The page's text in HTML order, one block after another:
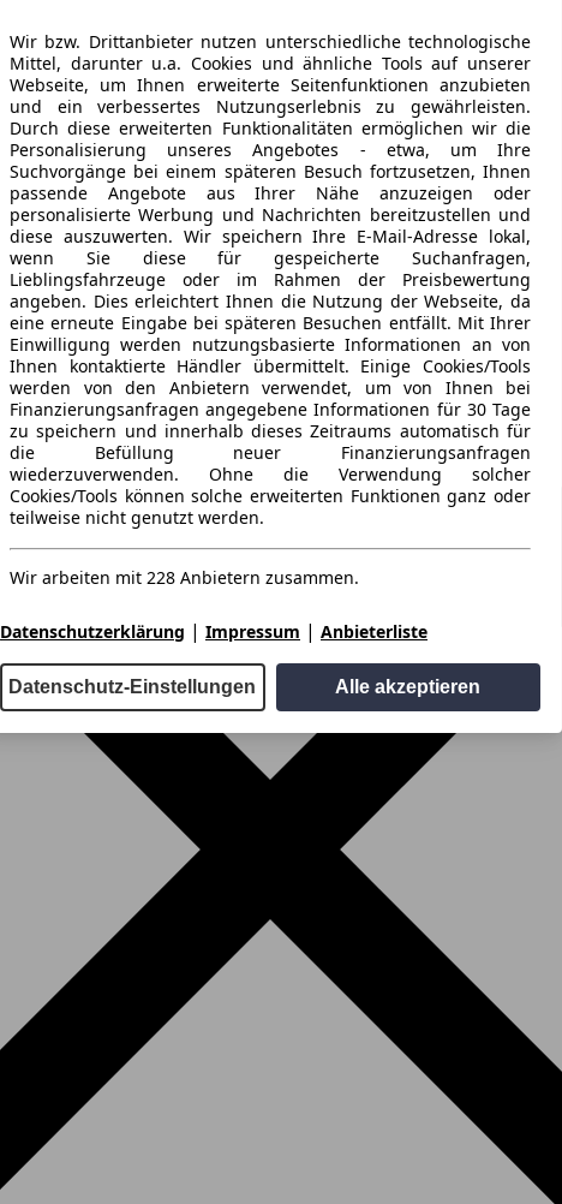
Wir bzw. Drittanbieter nutzen unterschiedliche technologische
Mittel, darunter u.a. Cookies und ähnliche Tools auf unserer
Webseite, um Ihnen erweiterte Seitenfunktionen anzubieten
und ein verbessertes Nutzungserlebnis zu gewährleisten.
Durch diese erweiterten Funktionalitäten ermöglichen wir die
Personalisierung unseres Angebotes - etwa, um Ihre
Suchvorgänge bei einem späteren Besuch fortzusetzen, Ihnen
passende Angebote aus Ihrer Nähe anzuzeigen oder
personalisierte Werbung und Nachrichten bereitzustellen und
diese auszuwerten. Wir speichern Ihre E-Mail-Adresse lokal,
wenn Sie diese für gespeicherte Suchanfragen,
Lieblingsfahrzeuge oder im Rahmen der Preisbewertung
angeben. Dies erleichtert Ihnen die Nutzung der Webseite, da
eine erneute Eingabe bei späteren Besuchen entfällt. Mit Ihrer
Einwilligung werden nutzungsbasierte Informationen an von
Ihnen kontaktierte Händler übermittelt. Einige Cookies/Tools
werden von den Anbietern verwendet, um von Ihnen bei
Finanzierungsanfragen angegebene Informationen für 30 Tage
zu speichern und innerhalb dieses Zeitraums automatisch für
die Befüllung neuer Finanzierungsanfragen
wiederzuverwenden. Ohne die Verwendung solcher
Cookies/Tools können solche erweiterten Funktionen ganz oder
teilweise nicht genutzt werden.
Wir arbeiten mit 228 Anbietern zusammen.
Datenschutzerklärung | Impressum | Anbieterliste
Datenschutz-Einstellungen Alle akzeptieren